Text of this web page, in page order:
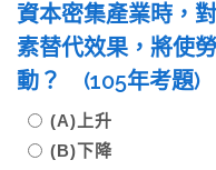
資本密集產業時，
素替代效果，將使
動？ (105年考題)
(A)上升
(B)下降